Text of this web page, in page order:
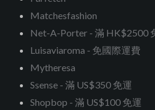
Matchesfashion
Net-A-Porter - 滿 HK$2500
Luisaviaroma - 免國際運費
Mytheresa
Ssense - 滿 US$350 免運
Shopbop - 滿 US$100 免運